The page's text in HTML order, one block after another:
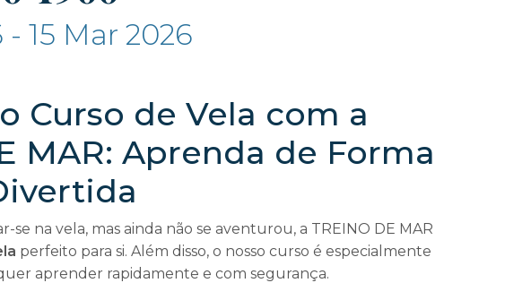
15 Mar 2026
Curso de Vela com a
MAR: Aprenda de Forma
se na vela, mas ainda não se aventurou, a TREINO DE MAR
perfeito para si. Além disso, o nosso curso é especialmente
aprender rapidamente e com segurança.